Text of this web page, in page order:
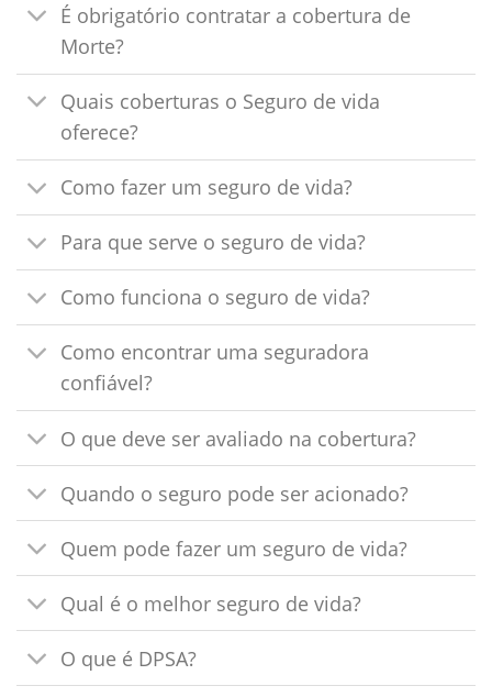
É obrigatório contratar a cobertura de
Morte?
Quais coberturas o Seguro de vida
oferece?
Como fazer um seguro de vida?
Para que serve o seguro de vida?
Como funciona o seguro de vida?
Como encontrar uma seguradora
confiável?
O que deve ser avaliado na cobertura?
Quando o seguro pode ser acionado?
Quem pode fazer um seguro de vida?
Qual é o melhor seguro de vida?
O que é DPSA?